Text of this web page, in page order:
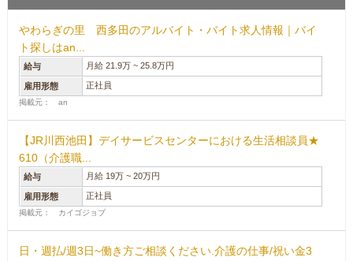
やわらぎの里 西多田のアルバイト・バイト求人情報｜バイ
ト探しはan...
給与 月給 21.9万 ~ 25.8万円
雇用形態 正社員
掲載元： an
【JR川西池田】デイサービスセンターにおける生活相談員★
610（介護職...
給与 月給 19万 ~ 20万円
雇用形態 正社員
掲載元： カイゴジョブ
日・週払/週3日~働き方ご相談ください.介護の仕事/祝い金3